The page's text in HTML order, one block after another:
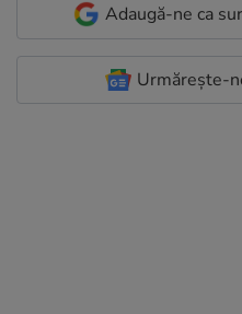
Adaugă-ne ca
Urmărește-